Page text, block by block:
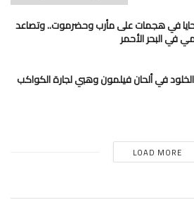
في هجمات على مأرب وحضرموت.. وتصاعد
في البحر الأحمر
في ألحان فيلمون وهبي لجارة الكواكب
LOAD MORE